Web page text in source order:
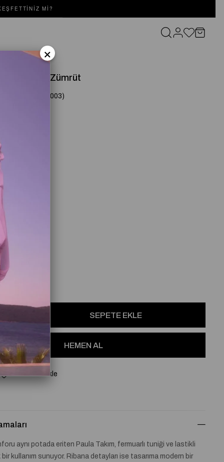
MI?
TAKIM Zümrüt
(SD261061091003)
Favorilere Ekle
aynı potada eriten Paula Takım, fermuarlı tuniği ve lastikli
kullanım sunuyor. Ribana detayları ise tasarıma modern bir
×